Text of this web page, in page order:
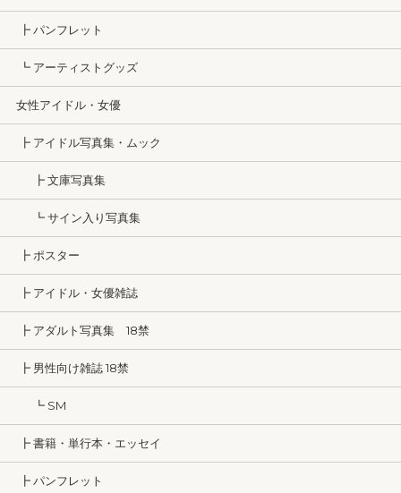
┣ パンフレット
┗ アーティストグッズ
女性アイドル・女優
┣ アイドル写真集・ムック
┣ 文庫写真集
┗ サイン入り写真集
┣ ポスター
┣ アイドル・女優雑誌
┣ アダルト写真集 18禁
┣ 男性向け雑誌 18禁
┗ SM
┣ 書籍・単行本・エッセイ
┣ パンフレット